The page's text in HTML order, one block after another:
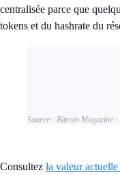
centralisée parce que
tokens et du hashrate du
Source : Bitcoin Magazine
Consultez la valeur